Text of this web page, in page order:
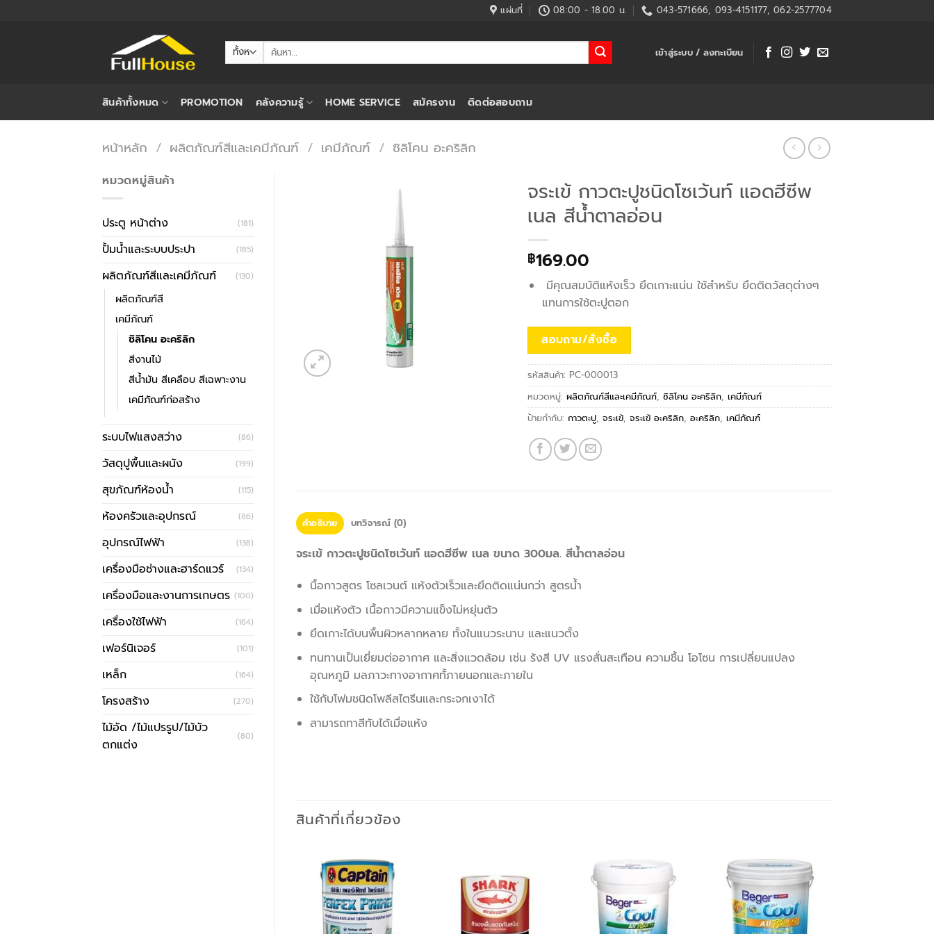
แผ่นที่ 08:00 - 18.00 น. 043-571666, 093-4151177, 062-2577704
ค้นหา: เข้าสู่ระบบ / ลงทะเบียน
สินค้าทั้งหมด PROMOTION คลังความรู้ HOME SERVICE สมัครงาน ติดต่อสอบถาม
หน้าหลัก / ผลิตภัณฑ์สีและเคมีภัณฑ์ / เคมีภัณฑ์ / ซิลิโคน อะคริลิก
หมวดหมู่สินค้า
ประตู หน้าต่าง (181)
ปั้มน้ำและระบบประปา (185)
ผลิตภัณฑ์สีและเคมีภัณฑ์ (130)
ผลิตภัณฑ์สี
เคมีภัณฑ์
ซิลิโคน อะคริลิก
สีงานไม้
สีน้ำมัน สีเคลือบ สีเฉพาะงาน
เคมีภัณฑ์ก่อสร้าง
ระบบไฟแสงสว่าง (86)
วัสดุปูพื้นและผนัง (199)
สุขภัณฑ์ห้องน้ำ (115)
ห้องครัวและอุปกรณ์ (86)
อุปกรณ์ไฟฟ้า (138)
เครื่องมือช่างและฮาร์ดแวร์ (134)
เครื่องมือและงานการเกษตร (100)
เครื่องใช้ไฟฟ้า (164)
เฟอร์นิเจอร์ (101)
เหล็ก (164)
โครงสร้าง (270)
ไม้อัด /ไม้แปรรูป/ไม้บัว
ตกแต่ง
(80)
จระเข้ กาวตะปูชนิดโซเว้นท์ แอดฮีซีพ
เนล สีน้ำตาลอ่อน
฿169.00
มีคุณสมบัติแห้งเร็ว ยึดเกาะแน่น ใช้สำหรับ ยึดติดวัสดุต่างๆ
แทนการใช้ตะปูตอก
สอบถาม/สั่งซื้อ
รหัสสินค้า:PC-000013
หมวดหมู่:ผลิตภัณฑ์สีและเคมีภัณฑ์,ซิลิโคน อะคริลิก,เคมีภัณฑ์
ป้ายกำกับ:กาวตะปู,จระเข้,จระเข้ อะคริลิก,อะคริลิก,เคมีภัณฑ์
คำอธิบาย บทวิจารณ์ (0)
จระเข้ กาวตะปูชนิดโซเว้นท์ แอดฮีซีพ เนล ขนาด 300มล. สีน้ำตาลอ่อน
นื้อกาวสูตร โซลเวนต์ แห้งตัวเร็วและยึดติดแน่นกว่า สูตรน้ำ
เมื่อแห้งตัว เนื้อกาวมีความแข็งไม่หยุ่นตัว
ยึดเกาะได้บนพื้นผิวหลากหลาย ทั้งในแนวระนาบ และแนวตั้ง
ทนทานเป็นเยี่ยมต่ออากาศ และสิ่งแวดล้อม เช่น รังสี UV แรงสั่นสะเทือน ความชื้น โอโซน การเปลี่ยนแปลง
อุณหภูมิ มลภาวะทางอากาศทั้ภายนอกและภายใน
ใช้กับโฟมชนิดโพลีสไตรีนและกระจกเงาได้
สามารถทาสีทับได้เมื่อแห้ง
สินค้าที่เกี่ยวข้อง